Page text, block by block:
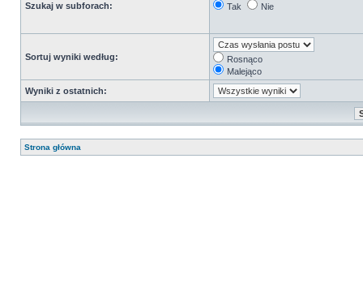
Szukaj w subforach: Tak Nie
Sortuj wyniki według:
Rosnąco
Malejąco
Wyniki z ostatnich:
Strona główna